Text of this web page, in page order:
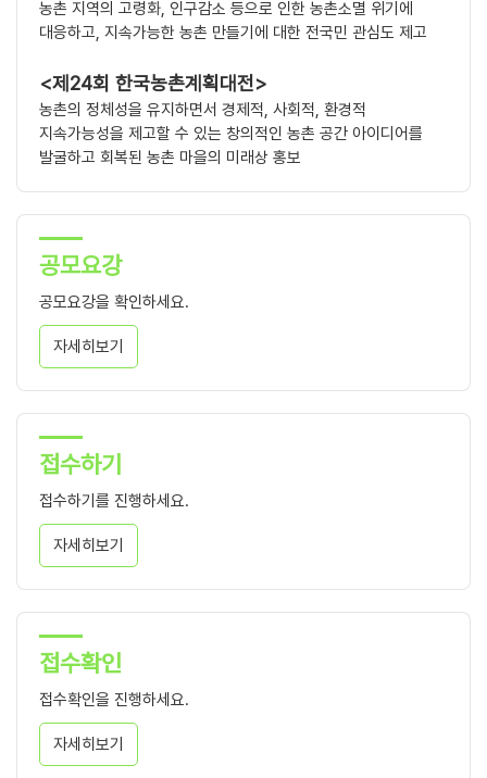
농촌 지역의 고령화, 인구감소 등으로 인한 농촌소멸 위기에
대응하고, 지속가능한 농촌 만들기에 대한 전국민 관심도 제고
<제24회 한국농촌계획대전>
농촌의 정체성을 유지하면서 경제적, 사회적, 환경적
지속가능성을 제고할 수 있는 창의적인 농촌 공간 아이디어를
발굴하고 회복된 농촌 마을의 미래상 홍보
공모요강
공모요강을 확인하세요.
자세히보기
접수하기
접수하기를 진행하세요.
자세히보기
접수확인
접수확인을 진행하세요.
자세히보기